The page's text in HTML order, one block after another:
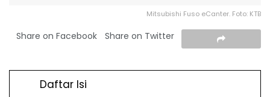
Mitsubishi Fuso eCanter. Foto: KTB
Share on Facebook Share on Twitter
Daftar Isi